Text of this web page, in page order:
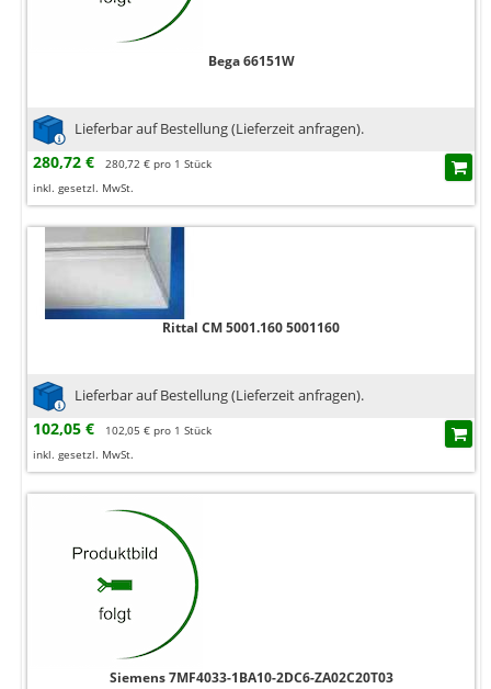
Bega 66151W
Lieferbar auf Bestellung (Lieferzeit anfragen).
280,72 €
280,72 € pro 1 Stück
inkl. gesetzl. MwSt.
Rittal CM 5001.160 5001160
Lieferbar auf Bestellung (Lieferzeit anfragen).
102,05 €
102,05 € pro 1 Stück
inkl. gesetzl. MwSt.
Siemens 7MF4033-1BA10-2DC6-ZA02C20T03